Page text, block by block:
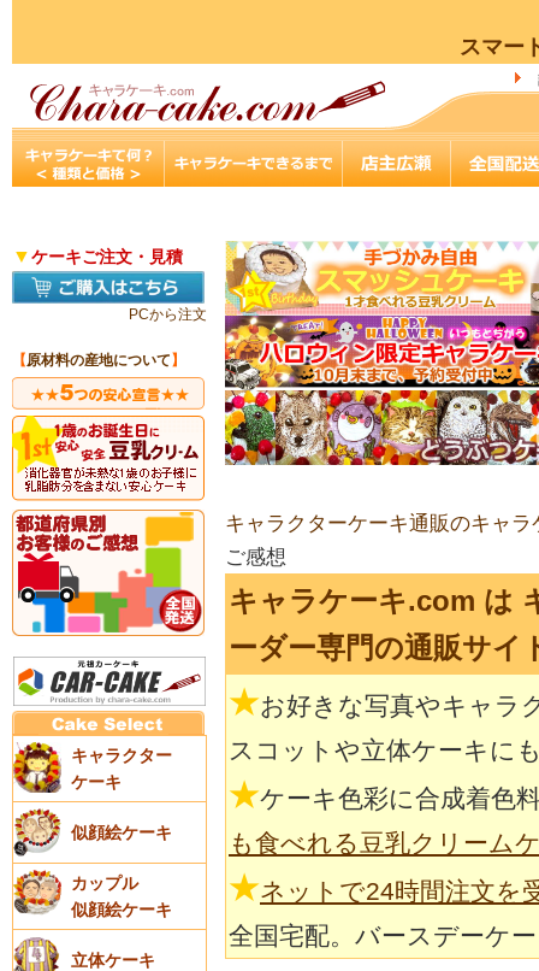
スマー
▼ケーキご注文・見積
PCから注文
【原材料の産地について 】
キャラクター
ケーキ
似顔絵ケーキ
カップル
似顔絵ケーキ
立体ケーキ
キャラクターケーキ通販のキャラ
ご感想
キャラケーキ.com は
ーダー専門の通販サイ
★お好きな写真やキャラ
スコットや立体ケーキに
★ケーキ色彩に合成着色
も食べれる豆乳クリーム
★ネットで24時間注文を
全国宅配。バースデーケ